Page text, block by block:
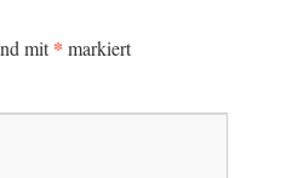
mit* markiert